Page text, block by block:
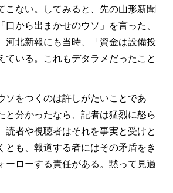
こない。してみると、先の山形新聞
口から出まかせのウソ」を言った、
河北新報にも当時、「資金は設備投
ている。これもデタラメだったこと
ソをつくのは許しがたいことであ
と分かったなら、記者は猛烈に怒ら
読者や視聴者はそれを事実と受けと
とも、報道する者にはその矛盾をき
ーローする責任がある。黙って見過